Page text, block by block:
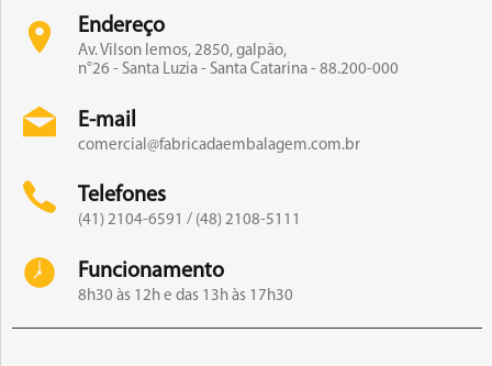
Endereço
Av. Vilson lemos, 2850, galpão,
n°26 - Santa Luzia - Santa Catarina - 88.200-000
E-mail
comercial@fabricadaembalagem.com.br
Telefones
(41) 2104-6591 / (48) 2108-5111
Funcionamento
8h30 às 12h e das 13h às 17h30